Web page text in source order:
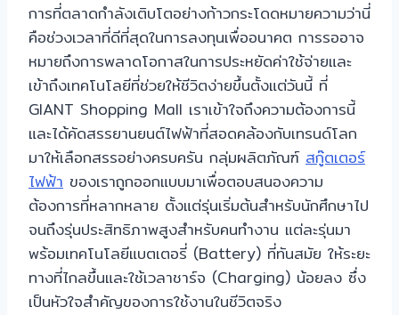
การที่ตลาดกำลังเติบโตอย่างก้าวกระโดดหมายความว่านี่
คือช่วงเวลาที่ดีที่สุดในการลงทุนเพื่ออนาคต การรออาจ
หมายถึงการพลาดโอกาสในการประหยัดค่าใช้จ่ายและ
เข้าถึงเทคโนโลยีที่ช่วยให้ชีวิตง่ายขึ้นตั้งแต่วันนี้ ที่
GIANT Shopping Mall เราเข้าใจถึงความต้องการนี้
และได้คัดสรรยานยนต์ไฟฟ้าที่สอดคล้องกับเทรนด์โลก
มาให้เลือกสรรอย่างครบครัน กลุ่มผลิตภัณฑ์ สกู๊ตเตอร์
ไฟฟ้า ของเราถูกออกแบบมาเพื่อตอบสนองความ
ต้องการที่หลากหลาย ตั้งแต่รุ่นเริ่มต้นสำหรับนักศึกษาไป
จนถึงรุ่นประสิทธิภาพสูงสำหรับคนทำงาน แต่ละรุ่นมา
พร้อมเทคโนโลยีแบตเตอรี่ (Battery) ที่ทันสมัย ให้ระยะ
ทางที่ไกลขึ้นและใช้เวลาชาร์จ (Charging) น้อยลง ซึ่ง
เป็นหัวใจสำคัญของการใช้งานในชีวิตจริง